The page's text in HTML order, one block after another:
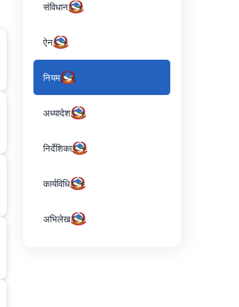
संविधान
ऐन
नियम
अध्यादेश
निर्देशिका
कार्यविधि
अभिलेख